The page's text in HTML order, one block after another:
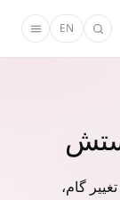
EN
تغییر گام،